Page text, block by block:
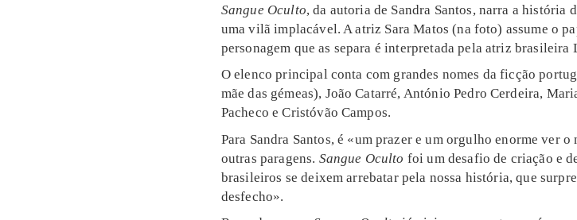
Sangue Oculto, da autoria de Sandra Santos, narra a história
uma vilã implacável. A atriz Sara Matos (na foto) assume o
personagem que as separa é interpretada pela atriz brasileira
O elenco principal conta com grandes nomes da ficção
mãe das gémeas), João Catarré, António Pedro Cerdeira,
Pacheco e Cristóvão Campos.
Para Sandra Santos, é «um prazer e um orgulho enorme ver
outras paragens. Sangue Oculto foi um desafio de criação e
brasileiros se deixem arrebatar pela nossa história, que
desfecho».